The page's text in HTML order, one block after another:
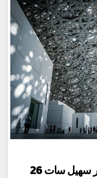
تردد باقة أبو ظبي على القمر سهيل سات 26